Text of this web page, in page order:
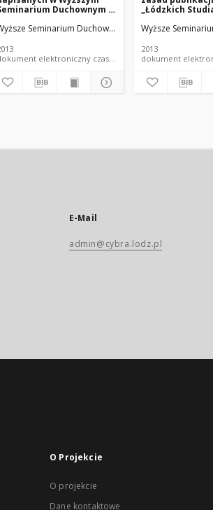
Duchownym w
Seminarium Duchowne w Łodzi
dokument elektroniczny czasopismo
„Łódzkich
Wyższe
2013
E-Mail
admin@cybra.lodz.pl
O Projekcie
O projekcie
Dane kontaktowe